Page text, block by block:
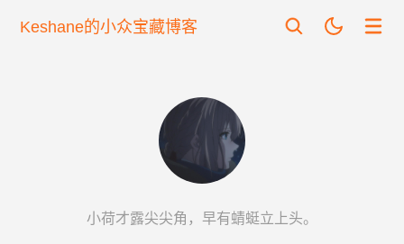
Keshane的小众宝藏博客
小荷才露尖尖角，早有蜻蜓立上头。